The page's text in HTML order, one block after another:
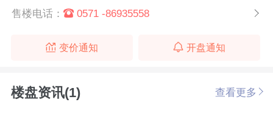
售楼电话：
0571 -86935558
变价通知 开盘通知
楼盘资讯(1) 查看更多